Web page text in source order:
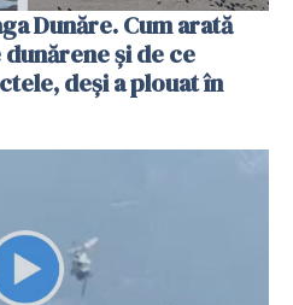
Dunăre. Cum arată
și de ce
deși a plouat în